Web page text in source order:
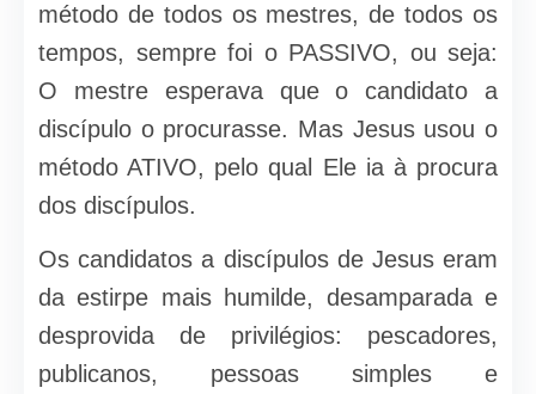
método de todos os mestres, de todos os
tempos, sempre foi o PASSIVO, ou seja:
O mestre esperava que o candidato a
discípulo o procurasse. Mas Jesus usou o
método ATIVO, pelo qual Ele ia à procura
dos discípulos.
Os candidatos a discípulos de Jesus eram
da estirpe mais humilde, desamparada e
desprovida de privilégios: pescadores,
publicanos, pes­soas simples e